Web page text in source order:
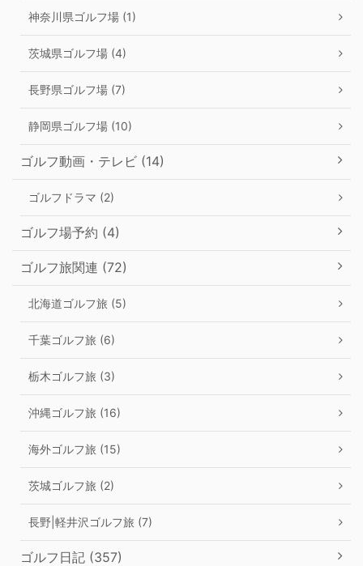
神奈川県ゴルフ場 (1)
茨城県ゴルフ場 (4)
長野県ゴルフ場 (7)
静岡県ゴルフ場 (10)
ゴルフ動画・テレビ (14)
ゴルフドラマ (2)
ゴルフ場予約 (4)
ゴルフ旅関連 (72)
北海道ゴルフ旅 (5)
千葉ゴルフ旅 (6)
栃木ゴルフ旅 (3)
沖縄ゴルフ旅 (16)
海外ゴルフ旅 (15)
茨城ゴルフ旅 (2)
長野|軽井沢ゴルフ旅 (7)
ゴルフ日記 (357)